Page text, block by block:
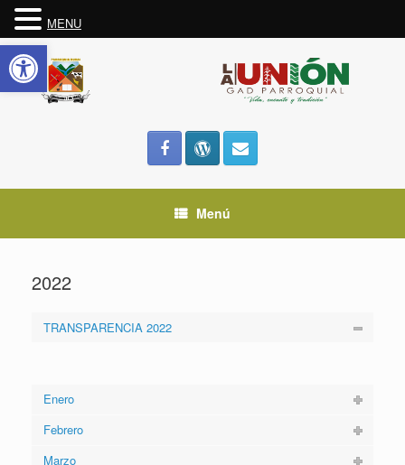
Abrir barra de herramientas
Saltar
contenido
Menú
2022
TRANSPARENCIA 2022
Enero
Febrero
Marzo
MENU